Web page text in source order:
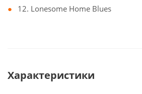
12. Lonesome Home Blues
Характеристики